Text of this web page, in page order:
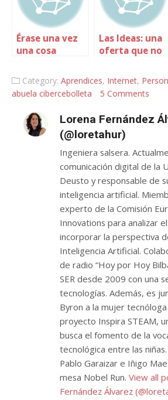
Érase una vez
una cosa
intimidad
Las Ideas: una
oferta que no
rechazar
Category: Aprendices, Internet,
abuela cibercebolleta
5 Comments
Lorena Fernández
(@loretahur)
Ingeniera salsera.
comunicación digital de la
Deusto y responsable de
inteligencia artificial.
experto de la Comisión
Innovations para analizar
incorporar la perspectiva
Inteligencia Artificial.
de radio “Hoy por Hoy
SER desde 2009 con una
tecnologías. Además, es
Byron a la mujer
proyecto Inspira STEAM,
busca el fomento de la
tecnológica entre las
Pablo Garaizar e Iñigo
mesa Nobel Run. View all
Fernández Álvarez